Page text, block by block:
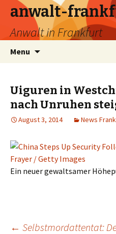
anwalt-
Anwalt in Frankfurt
Menu
Uiguren in
nach Unruhen
August 3, 2014 News
Ein neuer gewaltsamer
← Selbstmordattentat: